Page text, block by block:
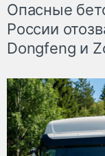
Опасные
России
Dongfeng и